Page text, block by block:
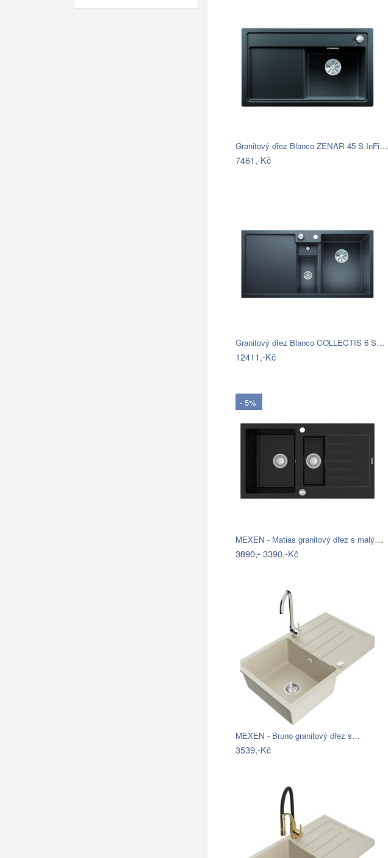
Granitový dřez Blanco ZENAR 45 S InFino…
7461,-Kč
Granitový dřez Blanco COLLECTIS 6 S…
12411,-Kč
- 5%
MEXEN - Matias granitový dřez s malým…
3890,-3390,-Kč
MEXEN - Bruno granitový dřez s…
3539,-Kč